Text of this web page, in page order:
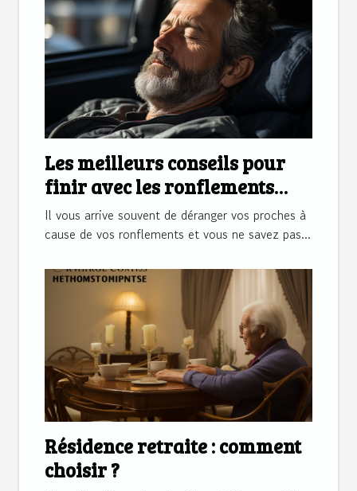
Les meilleurs conseils pour
finir avec les ronflements
réguliers
Il vous arrive souvent de déranger vos proches à
cause de vos ronflements et vous ne savez pas...
Résidence retraite : comment
choisir ?